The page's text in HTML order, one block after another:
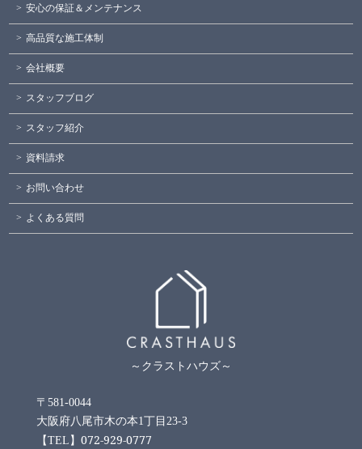
安心の保証＆メンテナンス
高品質な施工体制
会社概要
スタッフブログ
スタッフ紹介
資料請求
お問い合わせ
よくある質問
～クラストハウズ～
〒581-0044
大阪府八尾市木の本1丁目23-3
【TEL】072-929-0777